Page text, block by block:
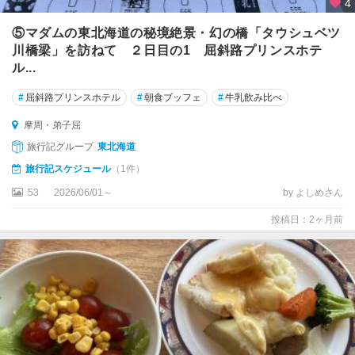
萌
・
岩
沢
内
・
谷
離
島
（
・
利
尻
4
⑤マダムの東北海道の秘境絶景・幻の橋「タウシュベツ
川橋梁」を訪ねて ２日目の1 屈斜路プリンスホテ
ル...
# 屈斜路プリンスホテル #朝食ブッフェ #牛乳飲み比べ
摩周・弟子屈
旅行記グループ 東北海道
旅行記スケジュール（1件）
53 2026/06/01～ by よしめさん
投稿日：2ヶ月前